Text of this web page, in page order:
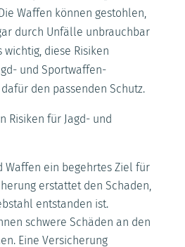
Waffen können gestohlen,
durch Unfälle unbrauchbar
diese Risiken
und Sportwaffen-
den passenden Schutz.
Risiken für Jagd- und
Waffen ein begehrtes Ziel für
erstattet den Schaden,
entstanden ist.
schwere Schäden an den
Eine Versicherung